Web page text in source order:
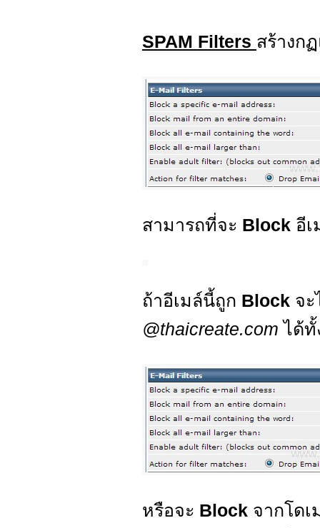
SPAM Filters สร้างก
สามารถที่จะ Block อี
ถ้าอีเมล์นี้ถูก Block จ
@thaicreate.com ได้
หรือจะ Block จากโด